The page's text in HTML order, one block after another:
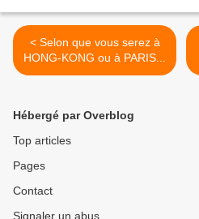
< Selon que vous serez à
HONG-KONG ou à PARIS...
Hébergé par Overblog
Top articles
Pages
Contact
Signaler un abus